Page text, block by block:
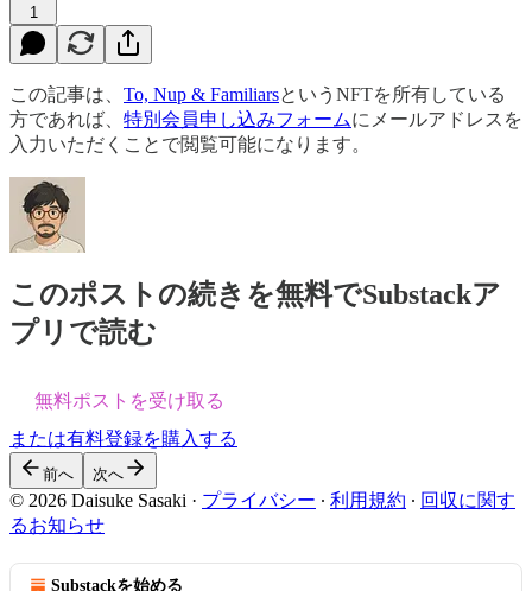
1
この記事は、 To, Nup & FamiliarsというNFTを所有している
方であれば、 特別会員申し込みフォームにメールアドレスを
入力いただくことで閲覧可能になります。
このポストの続きを無料でSubstackア
プリで読む
無料ポストを受け取る
または有料登録を購入する
前へ 次へ
© 2026 Daisuke Sasaki · プライバシー ∙ 利用規約 ∙ 回収に関す
るお知らせ
Substackを始める